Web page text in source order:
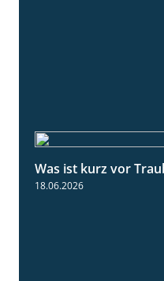
Was ist kurz vor
18.06.2026